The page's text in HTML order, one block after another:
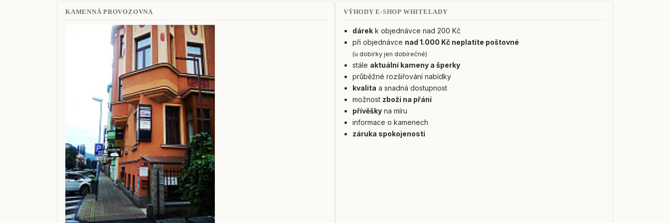
KAMENNÁ PROVOZOVNA VÝHODY E-SHOP WHITELADY
dárekk objednávce nad 200 Kč
při objednávce nad 1.000 Kč neplatíte poštovné
(u dobírky jen dobírečné)
stále aktuální kameny a šperky
průběžné rozšiřování nabídky
kvalita a snadná dostupnost
možnost zboží na přání
přívěškyna míru
informace o kamenech
záruka spokojenosti